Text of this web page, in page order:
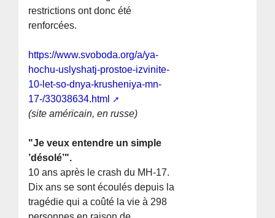
restrictions ont donc été
renforcées.
https://www.svoboda.org/a/ya-
hochu-uslyshatj-prostoe-izvinite-
10-let-so-dnya-krusheniya-mn-
17-/33038634.html
(site américain, en russe)
"Je veux entendre un simple
’désolé’".
10 ans après le crash du MH-17.
Dix ans se sont écoulés depuis la
tragédie qui a coûté la vie à 298